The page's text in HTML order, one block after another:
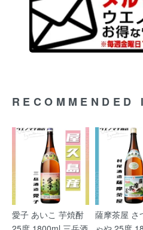
RECOMMENDED
愛子 あいこ 芋焼酎
薩摩茶屋 さ